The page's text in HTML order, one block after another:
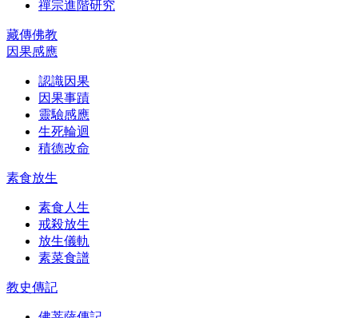
禪宗進階研究
藏傳佛教
因果感應
認識因果
因果事蹟
靈驗感應
生死輪迴
積德改命
素食放生
素食人生
戒殺放生
放生儀軌
素菜食譜
教史傳記